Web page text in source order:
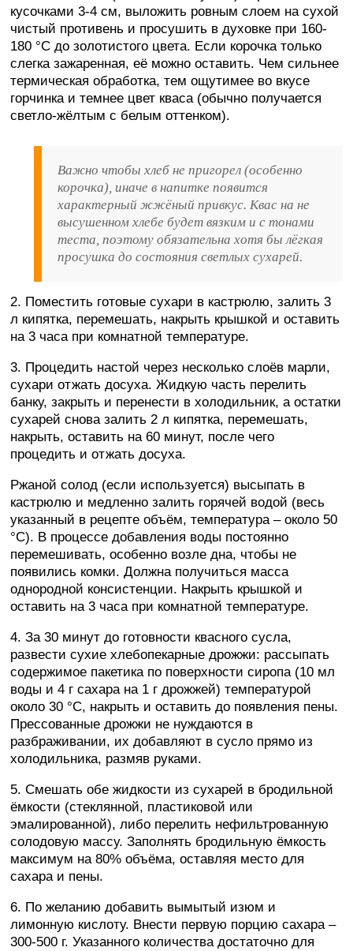
кусочками 3-4 см, выложить ровным слоем на сухой
чистый противень и просушить в духовке при 160-
180 °C до золотистого цвета. Если корочка только
слегка зажаренная, её можно оставить. Чем сильнее
термическая обработка, тем ощутимее во вкусе
горчинка и темнее цвет кваса (обычно получается
светло-жёлтым с белым оттенком).
Важно чтобы хлеб не пригорел (особенно
корочка), иначе в напитке появится
характерный жжёный привкус. Квас на не
высушенном хлебе будет вязким и с тонами
теста, поэтому обязательна хотя бы лёгкая
просушка до состояния светлых сухарей.
2. Поместить готовые сухари в кастрюлю, залить 3
л кипятка, перемешать, накрыть крышкой и оставить
на 3 часа при комнатной температуре.
3. Процедить настой через несколько слоёв марли,
сухари отжать досуха. Жидкую часть перелить
банку, закрыть и перенести в холодильник, а остатки
сухарей снова залить 2 л кипятка, перемешать,
накрыть, оставить на 60 минут, после чего
процедить и отжать досуха.
Ржаной солод (если используется) высыпать в
кастрюлю и медленно залить горячей водой (весь
указанный в рецепте объём, температура – около 50
°C). В процессе добавления воды постоянно
перемешивать, особенно возле дна, чтобы не
появились комки. Должна получиться масса
однородной консистенции. Накрыть крышкой и
оставить на 3 часа при комнатной температуре.
4. За 30 минут до готовности квасного сусла,
развести сухие хлебопекарные дрожжи: рассыпать
содержимое пакетика по поверхности сиропа (10 мл
воды и 4 г сахара на 1 г дрожжей) температурой
около 30 °C, накрыть и оставить до появления пены.
Прессованные дрожжи не нуждаются в
разбраживании, их добавляют в сусло прямо из
холодильника, размяв руками.
5. Смешать обе жидкости из сухарей в бродильной
ёмкости (стеклянной, пластиковой или
эмалированной), либо перелить нефильтрованную
солодовую массу. Заполнять бродильную ёмкость
максимум на 80% объёма, оставляя место для
сахара и пены.
6. По желанию добавить вымытый изюм и
лимонную кислоту. Внести первую порцию сахара –
300-500 г. Указанного количества достаточно для